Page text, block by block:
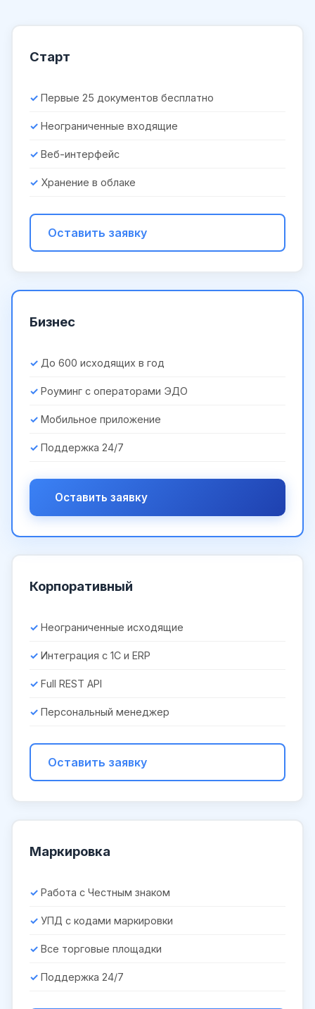
Старт
Первые 25 документов бесплатно
Неограниченные входящие
Веб-интерфейс
Хранение в облаке
Оставить заявку
Бизнес
До 600 исходящих в год
Роуминг с операторами ЭДО
Мобильное приложение
Поддержка 24/7
Оставить заявку
Корпоративный
Неограниченные исходящие
Интеграция с 1С и ERP
Full REST API
Персональный менеджер
Оставить заявку
Маркировка
Работа с Честным знаком
УПД с кодами маркировки
Все торговые площадки
Поддержка 24/7